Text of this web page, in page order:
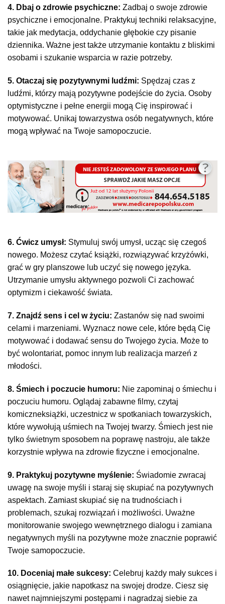
4. Dbaj o zdrowie psychiczne: Zadbaj o swoje zdrowie
psychiczne i emocjonalne. Praktykuj techniki relaksacyjne,
takie jak medytacja, oddychanie głębokie czy pisanie
dziennika. Ważne jest także utrzymanie kontaktu z bliskimi
osobami i szukanie wsparcia w razie potrzeby.
5. Otaczaj się pozytywnymi ludźmi: Spędzaj czas z
ludźmi, którzy mają pozytywne podejście do życia. Osoby
optymistyczne i pełne energii mogą Cię inspirować i
motywować. Unikaj towarzystwa osób negatywnych, które
mogą wpływać na Twoje samopoczucie.
6. Ćwicz umysł: Stymuluj swój umysł, ucząc się czegoś
nowego. Możesz czytać książki, rozwiązywać krzyżówki,
grać w gry planszowe lub uczyć się nowego języka.
Utrzymanie umysłu aktywnego pozwoli Ci zachować
optymizm i ciekawość świata.
7. Znajdź sens i cel w życiu: Zastanów się nad swoimi
celami i marzeniami. Wyznacz nowe cele, które będą Cię
motywować i dodawać sensu do Twojego życia. Może to
być wolontariat, pomoc innym lub realizacja marzeń z
młodości.
8. Śmiech i poczucie humoru: Nie zapominaj o śmiechu i
poczuciu humoru. Oglądaj zabawne filmy, czytaj
komiczneksiążki, uczestnicz w spotkaniach towarzyskich,
które wywołują uśmiech na Twojej twarzy. Śmiech jest nie
tylko świetnym sposobem na poprawę nastroju, ale także
korzystnie wpływa na zdrowie fizyczne i emocjonalne.
9. Praktykuj pozytywne myślenie: Świadomie zwracaj
uwagę na swoje myśli i staraj się skupiać na pozytywnych
aspektach. Zamiast skupiać się na trudnościach i
problemach, szukaj rozwiązań i możliwości. Uważne
monitorowanie swojego wewnętrznego dialogu i zamiana
negatywnych myśli na pozytywne może znacznie poprawić
Twoje samopoczucie.
10. Doceniaj małe sukcesy: Celebruj każdy mały sukces i
osiągnięcie, jakie napotkasz na swojej drodze. Ciesz się
nawet najmniejszymi postępami i nagradzaj siebie za